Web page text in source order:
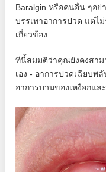
Baralgin หรือคนอื่น ๆอย่
บรรเทาอาการปวด แต่ไ
เกี่ยวข้อง
ทีนี้สมมติว่าคุณยังคงสาม
เอง - อาการปวดเฉียบพ
อาการบวมของเหงือกแล